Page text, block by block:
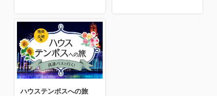
ハウステンボスへの旅